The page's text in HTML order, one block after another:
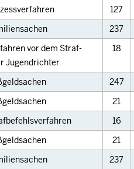
127
237
vor dem Straf-
Jugendrichter
18
247
21
16
21
237